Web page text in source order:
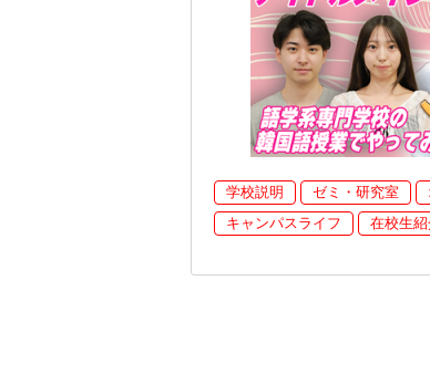
学校説明 ゼミ・研究室
キャンパスライフ
在校生